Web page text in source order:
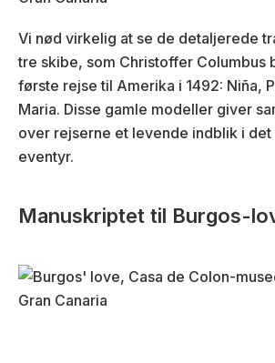
Vi nød virkelig at se de detaljerede
tre skibe, som Christoffer Columbus
første rejse til Amerika i 1492: Niña,
Maria. Disse gamle modeller giver
over rejserne et levende indblik i
eventyr.
Manuskriptet til Burgos-